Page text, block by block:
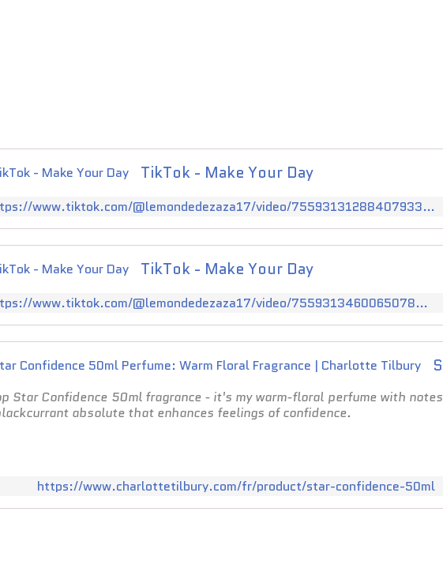
TikTok - Make Your Day
https://www.tiktok.com/@lemondedezaza17/video/7559313128840793366?is_from_webapp=1&sender_device=pc&web_id=7493082503373620758
TikTok - Make Your Day
https://www.tiktok.com/@lemondedezaza17/video/7559313460065078550?is_from_webapp=1&sender_device=pc&web_id=7493082503373620758
Star Confidence 50ml fragrance - it's my warm-floral perfume with notes
absolute that enhances feelings of confidence.
https://www.charlottetilbury.com/fr/product/star-confidence-50ml